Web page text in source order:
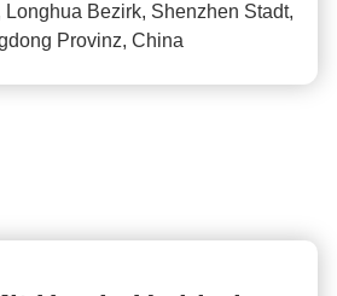
Bezirk, Shenzhen Stadt,
Provinz, China